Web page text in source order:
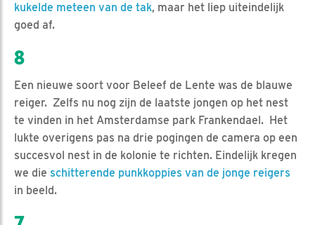
kukelde meteen van de tak, maar het liep uiteindelijk
goed af.
8
Een nieuwe soort voor Beleef de Lente was de blauwe
reiger. Zelfs nu nog zijn de laatste jongen op het nest
te vinden in het Amsterdamse park Frankendael. Het
lukte overigens pas na drie pogingen de camera op een
succesvol nest in de kolonie te richten. Eindelijk kregen
we die schitterende punkkoppies van de jonge reigers
in beeld.